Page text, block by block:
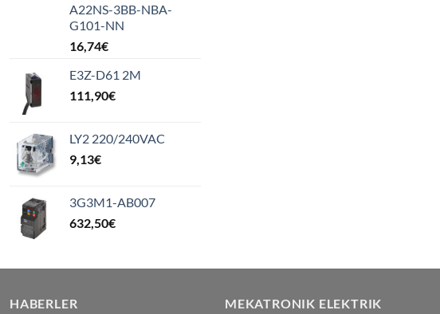
A22NS-3BB-NBA-
G101-NN
16,74€
E3Z-D61 2M
111,90€
LY2 220/240VAC
9,13€
3G3M1-AB007
632,50€
HABERLER MEKATRONIK ELEKTRIK